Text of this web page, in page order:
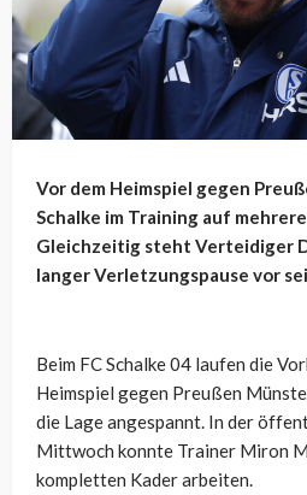
Vor dem Heimspiel gegen
Schalke im Training auf
Gleichzeitig steht Verteidiger
langer Verletzungspause vor
Beim FC Schalke 04 laufen die
Heimspiel gegen Preußen
die Lage angespannt. In der
Mittwoch konnte Trainer Miron
kompletten Kader arbeiten.